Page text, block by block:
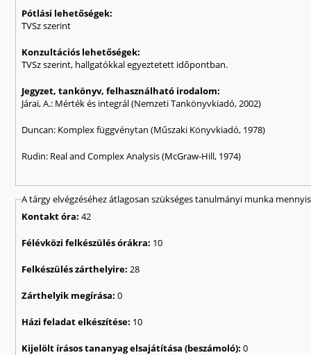
Pótlási lehetőségek:
TVSz szerint
Konzultációs lehetőségek:
TVSz szerint, hallgatókkal egyeztetett időpontban.
Jegyzet, tankönyv, felhasználható irodalom:
Járai, A.: Mérték és integrál (Nemzeti Tankönyvkiadó, 2002)
Duncan: Komplex függvénytan (Műszaki Könyvkiadó, 1978)
Rudin: Real and Complex Analysis (McGraw-Hill, 1974)
A tárgy elvégzéséhez átlagosan szükséges tanulmányi munka
Kontakt óra:42
Félévközi felkészülés órákra: 10
Felkészülés zárthelyire: 28
Zárthelyik megírása:0
Házi feladat elkészítése: 10
Kijelölt írásos tananyag elsajátítása (beszámoló):0